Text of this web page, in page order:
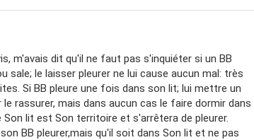
m'avais dit qu'il ne faut pas s'inquiéter si un BB
sale; le laisser pleurer ne lui cause aucun mal: très
Si BB pleure une fois dans son lit; lui mettre un
rassurer, mais dans aucun cas le faire dormir dans
lit est Son territoire et s'arrêtera de pleurer.
BB pleurer,mais qu'il soit dans Son lit et ne pas